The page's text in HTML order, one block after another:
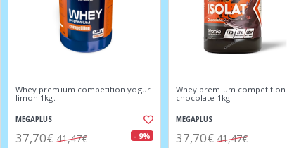
Whey premium competition yogur
limon 1kg.
MEGAPLUS
37,70€ 41,47€ - 9%
Whey premium competition
chocolate 1kg.
MEGAPLUS
37,70€ 41,47€